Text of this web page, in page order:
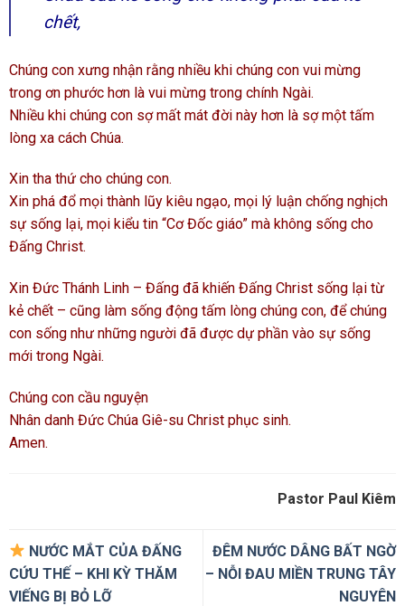
chết,
Chúng con xưng nhận rằng nhiều khi chúng con vui mừng
trong ơn phước hơn là vui mừng trong chính Ngài.
Nhiều khi chúng con sợ mất mát đời này hơn là sợ một tấm
lòng xa cách Chúa.
Xin tha thứ cho chúng con.
Xin phá đổ mọi thành lũy kiêu ngạo, mọi lý luận chống nghịch
sự sống lại, mọi kiểu tin “Cơ Đốc giáo” mà không sống cho
Đấng Christ.
Xin Đức Thánh Linh – Đấng đã khiến Đấng Christ sống lại từ
kẻ chết – cũng làm sống động tấm lòng chúng con, để chúng
con sống như những người đã được dự phần vào sự sống
mới trong Ngài.
Chúng con cầu nguyện
Nhân danh Đức Chúa Giê-su Christ phục sinh.
Amen.
Pastor Paul Kiêm
NƯỚC MẮT CỦA ĐẤNG
CỨU THẾ – KHI KỲ THĂM
VIẾNG BỊ BỎ LỠ
ĐÊM NƯỚC DÂNG BẤT NGỜ
– NỖI ĐAU MIỀN TRUNG TÂY
NGUYÊN